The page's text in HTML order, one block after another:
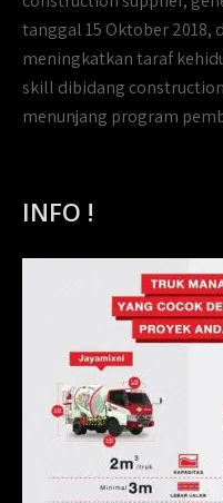
tanggal 15 Oktober 2018,
meningkatkan taraf
skill dibidang
menunjang program
INFO !